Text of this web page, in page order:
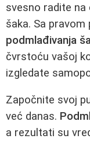
svesno radite na
šaka. Sa
podmlađivanja
čvrstoću vašoj
izgledate
Započnite svoj
već danas.
a rezultati su